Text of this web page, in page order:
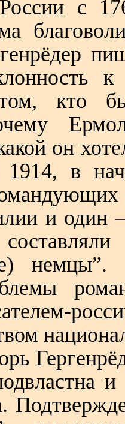
с
кто
он
в
и один